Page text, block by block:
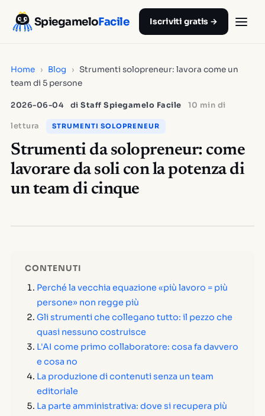
SpiegameloFacile Iscriviti gratis →
Home › Blog › Strumenti solopreneur: lavora come un
team di 5 persone
2026-06-04 di Staff Spiegamelo Facile 10 min di
lettura STRUMENTI SOLOPRENEUR
Strumenti da solopreneur: come
lavorare da soli con la potenza di
un team di cinque
CONTENUTI
Perché la vecchia equazione «più lavoro = più
persone» non regge più
Gli strumenti che collegano tutto: il pezzo che
quasi nessuno costruisce
L'AI come primo collaboratore: cosa fa davvero
e cosa no
La produzione di contenuti senza un team
editoriale
La parte amministrativa: dove si recupera più